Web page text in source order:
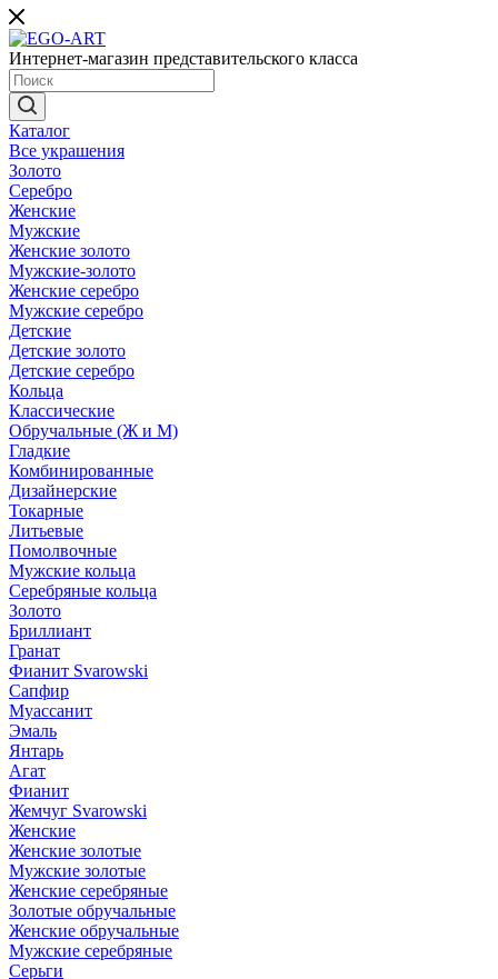
Интернет-магазин представительского класса
Каталог
Все украшения
Золото
Серебро
Женские
Мужские
Женские золото
Мужские-золото
Женские серебро
Мужские серебро
Детские
Детские золото
Детские серебро
Кольца
Классические
Обручальные (Ж и М)
Гладкие
Комбинированные
Дизайнерские
Токарные
Литьевые
Помолвочные
Мужские кольца
Серебряные кольца
Золото
Бриллиант
Гранат
Фианит Svarowski
Сапфир
Муассанит
Эмаль
Янтарь
Агат
Фианит
Жемчуг Svarowski
Женские
Женские золотые
Мужские золотые
Женские серебряные
Золотые обручальные
Женские обручальные
Мужские серебряные
Серьги